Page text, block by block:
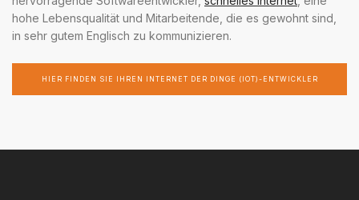
hohe Lebensqualität und Mitarbeitende, die es gewohnt sind,
in sehr gutem Englisch zu kommunizieren.
HIER FINDEN SIE IHREN INTERNET DER DINGE (IOT)-ENTWICKLER